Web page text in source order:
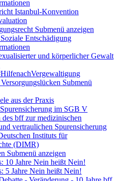
Istanbul-Konvention
Submenü anzeigen
Entschädigung
und körperlicher Gewalt
Submenü
aus der Praxis
im SGB V
des bff zur medizinischen
vertraulichen Spurensicherung
Instituts für
(DIMR)
Submenü anzeigen
10 Jahre Nein heißt Nein!
5 Jahre Nein heißt Nein!